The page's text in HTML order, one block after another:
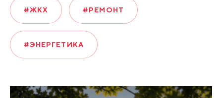
#ЖКХ #РЕМОНТ
#ЭНЕРГЕТИКА